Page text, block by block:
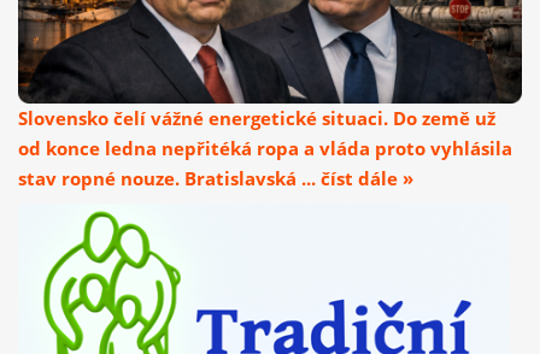
Slovensko čelí vážné energetické situaci. Do země už
od konce ledna nepřitéká ropa a vláda proto vyhlásila
stav ropné nouze. Bratislavská ... číst dále »